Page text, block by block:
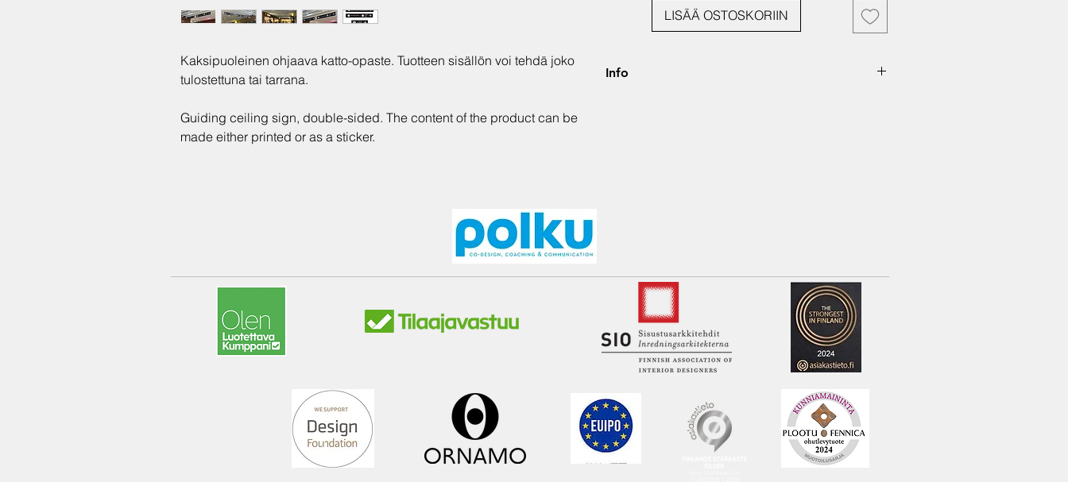
Kaksipuoleinen ohjaava katto-opaste. Tuotteen sisällön voi tehdä joko
tulostettuna tai tarrana.
Guiding ceiling sign, double-sided. The content of the product can be
made either printed or as a sticker.
LISÄÄ OSTOSKORIIN
Info